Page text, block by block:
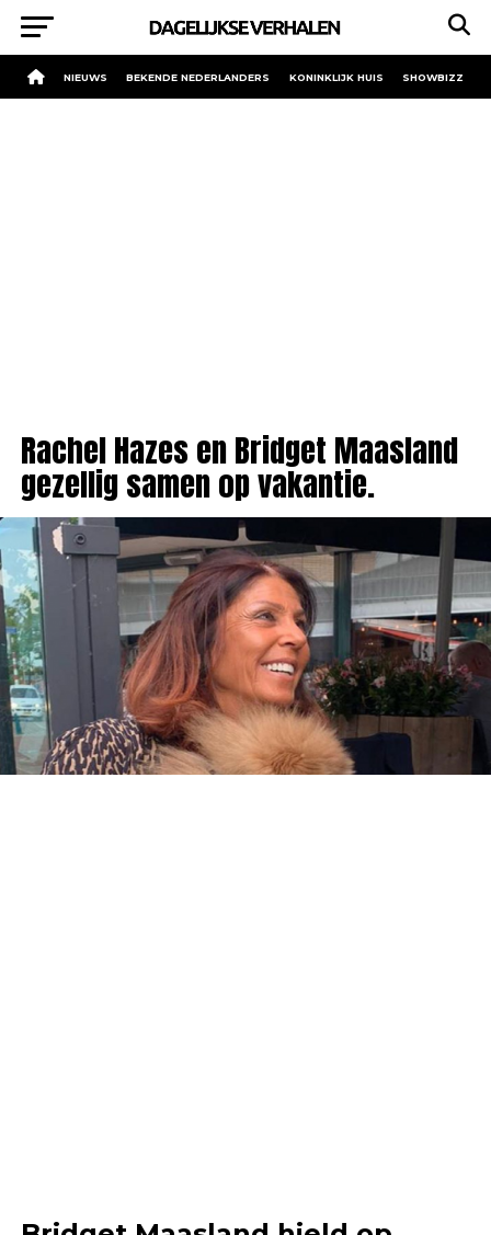
NIEUWS BEKENDE NEDERLANDERS KONINKLIJK HUIS SHOWBIZZ
Rachel Hazes en Bridget Maasland
gezellig samen op vakantie.